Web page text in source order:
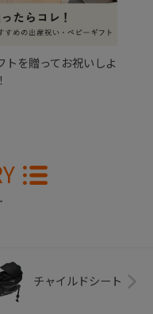
トを贈ってお祝いしよ
チャイルドシート